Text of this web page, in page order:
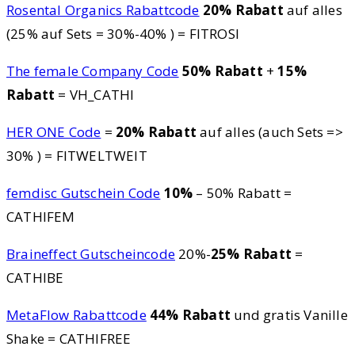
Rosental Organics Rabattcode 20% Rabatt auf alles
(25% auf Sets = 30%-40% ) = FITROSI
The female Company Code 50% Rabatt +15%
Rabatt = VH_CATHI
HER ONE Code = 20% Rabatt auf alles (auch Sets =>
30% ) = FITWELTWEIT
femdisc Gutschein Code 10% – 50% Rabatt =
CATHIFEM
Braineffect Gutscheincode 20%-25% Rabatt =
CATHIBE
MetaFlow Rabattcode 44% Rabatt und gratis Vanille
Shake = CATHIFREE